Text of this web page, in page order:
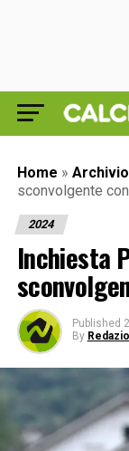
Home » Archivio
sconvolgente
2024
Inchiesta
Published
By